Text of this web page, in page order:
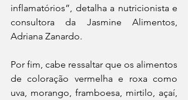
inflamatórios”, detalha a nutricionista e
consultora da Jasmine Alimentos,
Adriana Zanardo.
Por fim, cabe ressaltar que os alimentos
de coloração vermelha e roxa como